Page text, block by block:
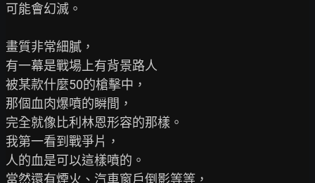
可能會幻滅。
畫質非常細膩，
有一幕是戰場上有背景路人
被某款什麼50的槍擊中，
那個血肉爆噴的瞬間，
完全就像比利林恩形容的那樣。
我第一看到戰爭片，
人的血是可以這樣噴的。
當然還有煙火、汽車窗戶倒影等等，